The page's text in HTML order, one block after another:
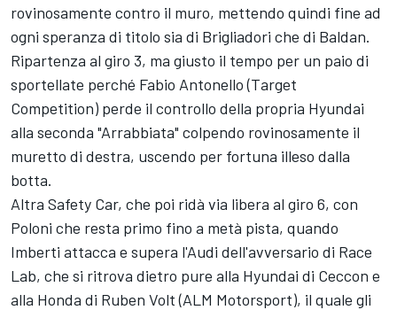
rovinosamente contro il muro, mettendo quindi fine ad
ogni speranza di titolo sia di Brigliadori che di Baldan.
Ripartenza al giro 3, ma giusto il tempo per un paio di
sportellate perché Fabio Antonello (Target
Competition) perde il controllo della propria Hyundai
alla seconda "Arrabbiata" colpendo rovinosamente il
muretto di destra, uscendo per fortuna illeso dalla
botta.
Altra Safety Car, che poi ridà via libera al giro 6, con
Poloni che resta primo fino a metà pista, quando
Imberti attacca e supera l'Audi dell'avversario di Race
Lab, che si ritrova dietro pure alla Hyundai di Ceccon e
alla Honda di Ruben Volt (ALM Motorsport), il quale gli